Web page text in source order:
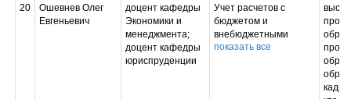
20
Ошевнев Олег
Евгеньевич
доцент кафедры
Экономики и
менеджмента;
доцент кафедры
юриспруденции
Учет расчетов с
бюджетом и
внебюджетными
фондами;
показать все